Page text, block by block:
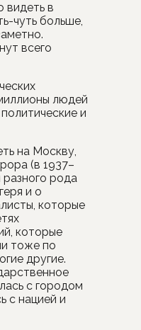
видеть в
чуть больше,
всего
людей
и
на Москву,
(в 1937–
разного рода
и о
которые
которые
тоже по
другие.
с городом
с нацией и